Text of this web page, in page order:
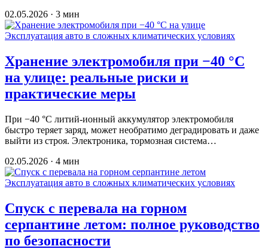
02.05.2026 · 3 мин
Эксплуатация авто в сложных климатических условиях
Хранение электромобиля при −40 °C
на улице: реальные риски и
практические меры
При −40 °C литий-ионный аккумулятор электромобиля
быстро теряет заряд, может необратимо деградировать и даже
выйти из строя. Электроника, тормозная система…
02.05.2026 · 4 мин
Эксплуатация авто в сложных климатических условиях
Спуск с перевала на горном
серпантине летом: полное руководство
по безопасности